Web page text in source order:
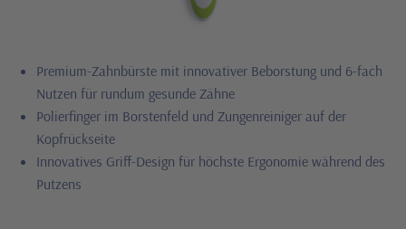
Premium-Zahnbürste mit innovativer Beborstung und 6-fach
Nutzen für rundum gesunde Zähne
Polierfinger im Borstenfeld und Zungenreiniger auf der
Kopfrückseite
Innovatives Griff-Design für höchste Ergonomie während des
Putzens